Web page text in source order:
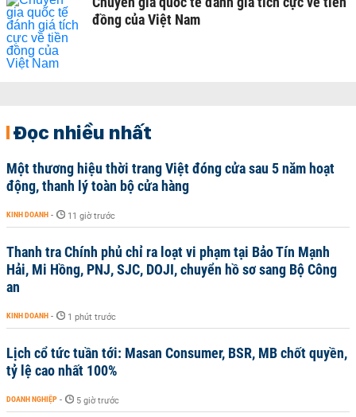
đồng của Việt Nam
Đọc nhiều nhất
Một thương hiệu thời trang Việt đóng cửa sau 5 năm hoạt
động, thanh lý toàn bộ cửa hàng
KINH DOANH - 11 giờ trước
Thanh tra Chính phủ chỉ ra loạt vi phạm tại Bảo Tín Mạnh
Hải, Mi Hồng, PNJ, SJC, DOJI, chuyển hồ sơ sang Bộ Công
an
KINH DOANH - 1 phút trước
Lịch cổ tức tuần tới: Masan Consumer, BSR, MB chốt quyền,
tỷ lệ cao nhất 100%
DOANH NGHIỆP - 5 giờ trước